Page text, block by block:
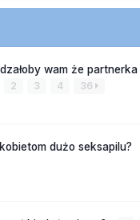
wam że partnerka
2 3 4 36
dużo seksapilu?